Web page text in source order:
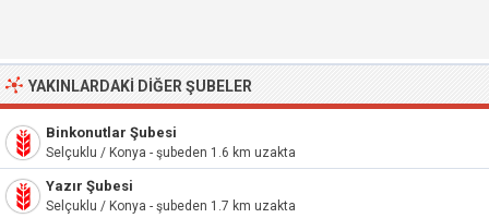
YAKINLARDAKI DIĞER ŞUBELER
Binkonutlar Şubesi
Selçuklu / Konya - şubeden 1.6 km uzakta
Yazır Şubesi
Selçuklu / Konya - şubeden 1.7 km uzakta